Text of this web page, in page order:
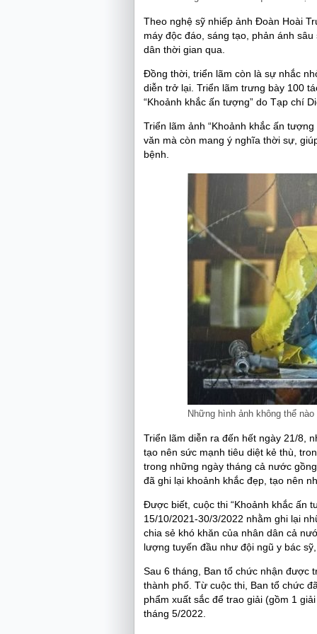
Theo nghệ sỹ nhiếp ảnh Đoàn Hoài
máy độc đáo, sáng tạo, phản ánh
dân thời gian qua.
Đồng thời, triển lãm còn là sự nhắc
diễn trở lại. Triển lãm trưng bày 100
“Khoảnh khắc ấn tượng” do Tạp chí
Triển lãm ảnh “Khoảnh khắc ấn
văn mà còn mang ý nghĩa thời sự,
bệnh.
Những hình ảnh không thể
Triển lãm diễn ra đến hết ngày 21/8,
tạo nên sức mạnh tiêu diệt kẻ thù,
trong những ngày tháng cả nước
đã ghi lại khoảnh khắc đẹp, tạo nên
Được biết, cuộc thi “Khoảnh khắc ấn
15/10/2021-30/3/2022 nhằm ghi lại
chia sẻ khó khăn của nhân dân cả
lượng tuyến đầu như đội ngũ y bác
Sau 6 tháng, Ban tổ chức nhận được
thành phố. Từ cuộc thi, Ban tổ chức
phẩm xuất sắc để trao giải (gồm 1
tháng 5/2022.